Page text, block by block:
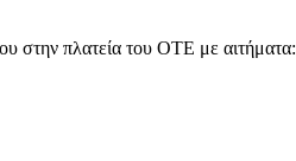
στην πλατεία του ΟΤΕ με αιτήματα: